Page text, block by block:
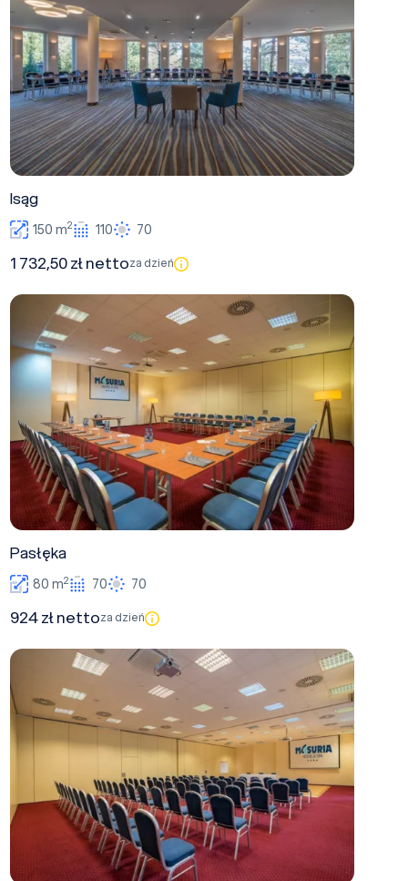
Isąg
150 m2 110 70
1 732,50 zł nettoza dzień
Pasłęka
Pasłęka
80 m2 70 70
924 zł nettoza dzień